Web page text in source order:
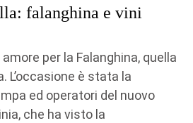
falanghina e vini
per la Falanghina, quella
L’occasione è stata la
ed operatori del nuovo
che ha visto la